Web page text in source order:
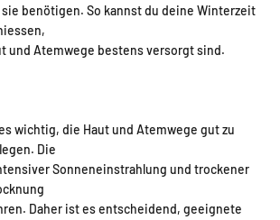
benötigen. So kannst du deine Winterzeit
und Atemwege bestens versorgt sind.
wichtig, die Haut und Atemwege gut zu
Die
Sonneneinstrahlung und trockener
Daher ist es entscheidend, geeignete